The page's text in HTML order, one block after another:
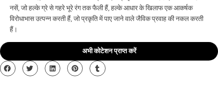
नसें, जो हल्के ग्रे से गहरे भूरे रंग तक फैली हैं, हल्के आधार के खिलाफ एक आकर्षक
विरोधाभास उत्पन्न करती हैं, जो प्रकृति में पाए जाने वाले जैविक प्रवाह की नकल करती
हैं।
अभी कोटेशन प्राप्त करें